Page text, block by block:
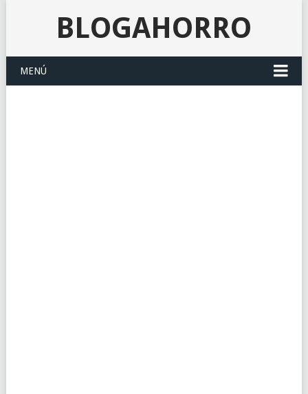
BLOGAHORRO
MENÚ